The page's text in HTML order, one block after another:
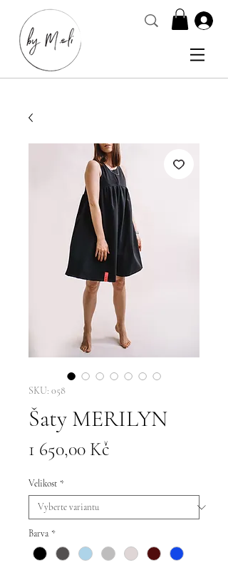
SKU: 058
Šaty MERILYN
1 650,00 Kč
Velikost *
Barva *